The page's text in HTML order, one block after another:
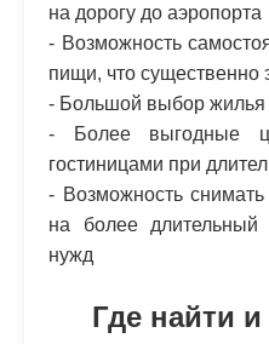
на дорогу до аэропорта
- Возможность
пищи, что существенно
- Большой выбор жилья
- Более выгодные
гостиницами при
- Возможность снимать
на более длительный
нужд
Где найти